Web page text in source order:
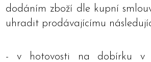
dodáním zboží dle kupní
uhradit prodávajícímu
- v hotovosti na dobírku v